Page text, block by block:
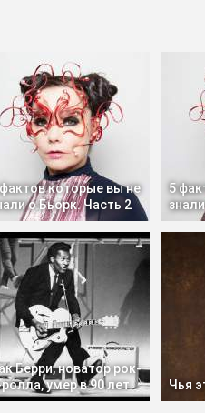
которые вы не
о Бьорк. Часть 2
5
Берри, новатор рок-
умер в 90 лет
Чья